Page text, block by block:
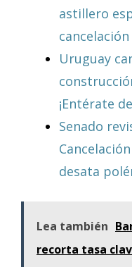
astillero
Uruguay
¡Entérate
Senado
desata
Lea también
recorta tasa